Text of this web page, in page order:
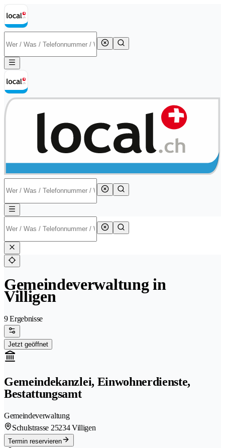
Gemeindeverwaltung in
Villigen
9 Ergebnisse
Jetzt geöffnet
Gemeindekanzlei, Einwohnerdienste,
Bestattungsamt
Gemeindeverwaltung
Schulstrasse 25234 Villigen
Termin reservieren